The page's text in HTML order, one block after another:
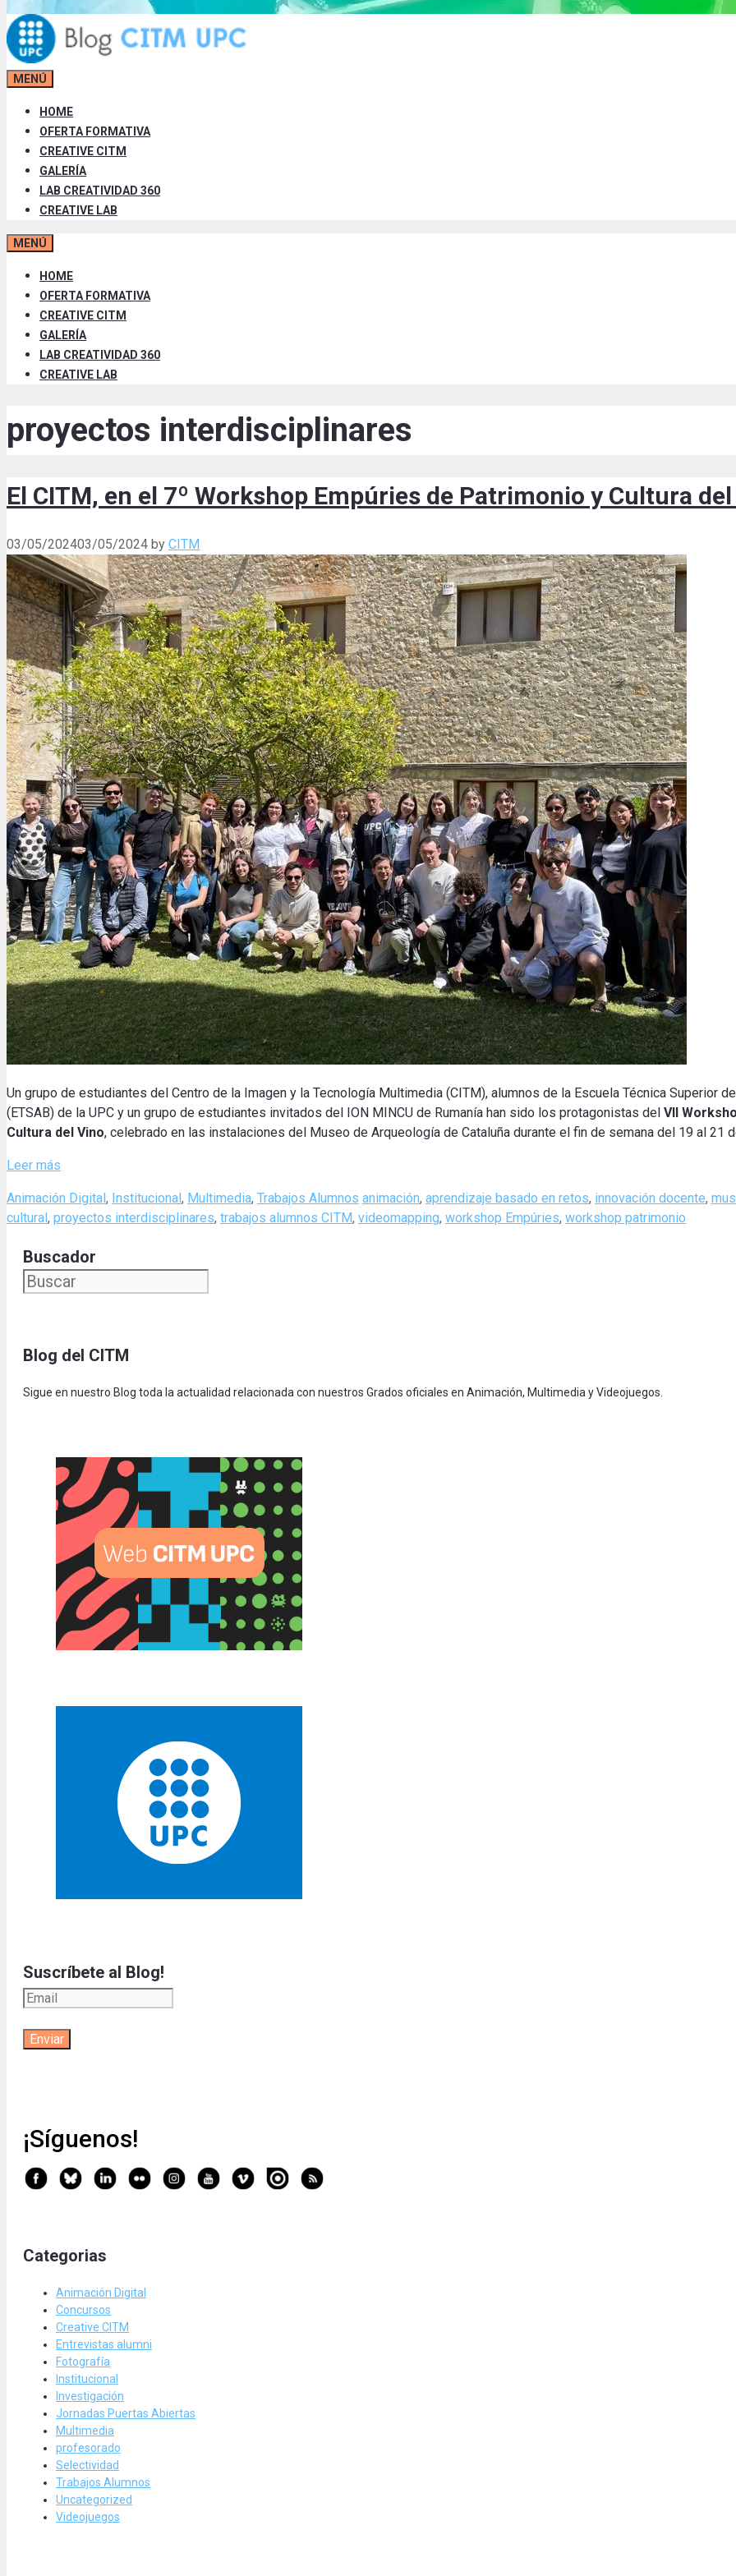
MENÚ
HOME
OFERTA FORMATIVA
CREATIVE CITM
GALERÍA
LAB CREATIVIDAD 360
CREATIVE LAB
MENÚ
HOME
OFERTA FORMATIVA
CREATIVE CITM
GALERÍA
LAB CREATIVIDAD 360
CREATIVE LAB
proyectos interdisciplinares
El CITM, en el 7º Workshop Empúries de Patrimonio y Cultura
03/05/202403/05/2024 by CITM
Un grupo de estudiantes del Centro de la Imagen y la Tecnología Multimedia (CITM), alumnos de la Escuela Técnica Superior
(ETSAB) de la UPC y un grupo de estudiantes invitados del ION MINCU de Rumanía han sido los protagonistas del VII
Cultura del Vino, celebrado en las instalaciones del Museo de Arqueología de Cataluña durante el fin de semana del 19 al 21
Leer más
Categories
Animación Digital, Institucional, Multimedia, Trabajos Alumnos Tags
animación, aprendizaje basado en retos, innovación docente,
cultural, proyectos interdisciplinares, trabajos alumnos CITM, videomapping, workshop Empúries, workshop patrimonio
Buscador
Blog del CITM
Sigue en nuestro Blog toda la actualidad relacionada con nuestros Grados oficiales en Animación, Multimedia y Videojuegos.
Suscríbete al Blog!
¡Síguenos!
Categorias
Animación Digital
Concursos
Creative CITM
Entrevistas alumni
Fotografía
Institucional
Investigación
Jornadas Puertas Abiertas
Multimedia
profesorado
Selectividad
Trabajos Alumnos
Uncategorized
Videojuegos